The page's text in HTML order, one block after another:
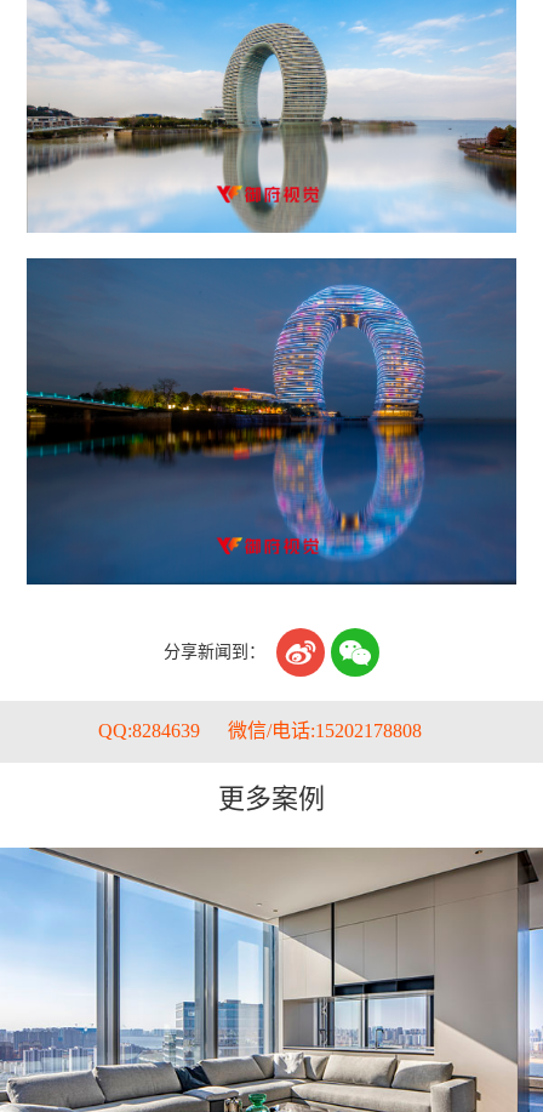
分享新闻到：  
QQ:8284639 微信/电话:15202178808
更多案例